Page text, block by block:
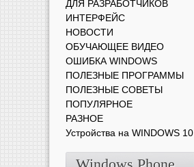
ДЛЯ РАЗРАБОТЧИКОВ
ИНТЕРФЕЙС
НОВОСТИ
ОБУЧАЮЩЕЕ ВИДЕО
ОШИБКА WINDOWS
ПОЛЕЗНЫЕ ПРОГРАММЫ
ПОЛЕЗНЫЕ СОВЕТЫ
ПОПУЛЯРНОЕ
РАЗНОЕ
Устройства на WINDOWS 10